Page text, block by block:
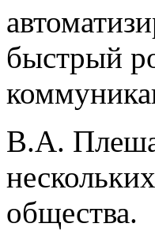
быстрый
В.А.
общества.